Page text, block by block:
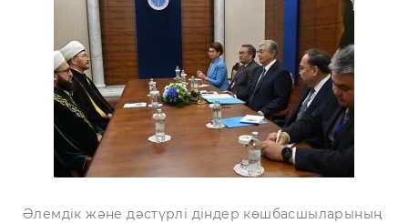
Әлемдік және дәстүрлі діндер көшбасшыларының